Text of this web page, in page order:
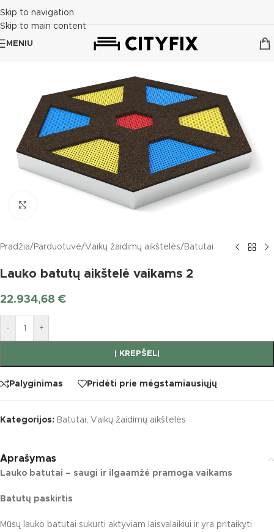
Skip to navigation
Skip to main content
MENIU
Pradžia/ Parduotuvė/Vaikų žaidimų aikštelės/ Batutai
Lauko batutų aikštelė vaikams 2
22.934,68 €
- +
Į KREPŠELĮ
Palyginimas Pridėti prie mėgstamiausiųjų
Kategorijos: Batutai, Vaikų žaidimų aikštelės
Aprašymas
Lauko batutai – saugi ir ilgaamžė pramoga vaikams
Batutų paskirtis
Mūsų lauko batutai sukurti aktyviam laisvalaikiui ir yra pritaikyti